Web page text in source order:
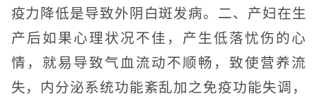
疫力降低是导致外阴白斑发病。二、产妇在生
产后如果心理状况不佳，产生低落忧伤的心
情，就易导致气血流动不顺畅，致使营养流
失，内分泌系统功能紊乱加之免疫功能失调，